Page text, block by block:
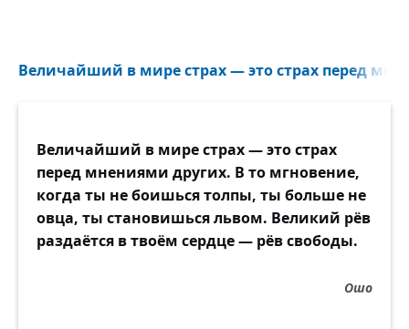
Величайший в мире страх — это страх перед
Величайший в мире страх — это страх
перед мнениями других. В то мгновение,
когда ты не боишься толпы, ты больше не
овца, ты становишься львом. Великий рёв
раздаётся в твоём сердце — рёв свободы.
Ошо